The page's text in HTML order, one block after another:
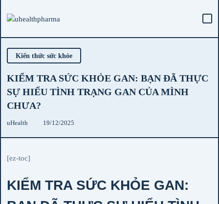
Kiến thức sức khỏe
KIỂM TRA SỨC KHỎE GAN: BẠN ĐÃ THỰC
SỰ HIỂU TÌNH TRẠNG GAN CỦA MÌNH
CHƯA?
uHealth 19/12/2025
[ez-toc]
KIỂM TRA SỨC KHỎE GAN: